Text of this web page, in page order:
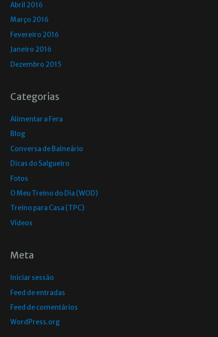
Abril 2016
Março 2016
Fevereiro 2016
Janeiro 2016
Dezembro 2015
Categorias
Alimentar a Fera
Blog
Conversa de Balneário
Dicas do Salgueiro
Fotos
O Meu Treino do Dia (WOD)
Treino para Casa (TPC)
Vídeos
Meta
Iniciar sessão
Feed de entradas
Feed de comentários
WordPress.org